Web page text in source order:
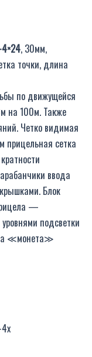
4×24, 30мм,
точки, длина
по движущейся
на 100м. Также
Четко видимая
прицельная сетка
ввода
Блок
—
подсветки
≪монета≫